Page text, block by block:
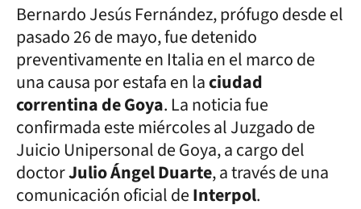
Bernardo Jesús Fernández, prófugo desde el
pasado 26 de mayo, fue detenido
preventivamente en Italia en el marco de
una causa por estafa en laciudad
correntina de Goya. La noticia fue
confirmada este miércoles al Juzgado de
Juicio Unipersonal de Goya, a cargo del
doctorJulio Ángel Duarte, a través de una
comunicación oficial deInterpol.